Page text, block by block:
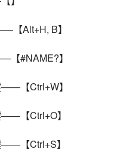
【Alt+H, B】
【#NAME?】
【Ctrl+W】
【Ctrl+O】
【Ctrl+S】